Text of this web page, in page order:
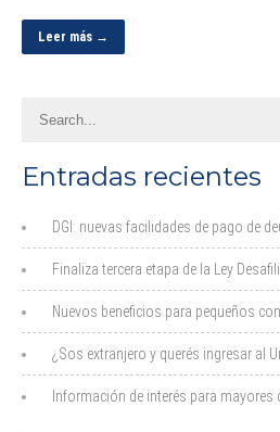
Leer más →
Entradas recientes
DGI: nuevas facilidades de pago de
Finaliza tercera etapa de la Ley
Nuevos beneficios para pequeños
¿Sos extranjero y querés ingresar al
Información de interés para mayores